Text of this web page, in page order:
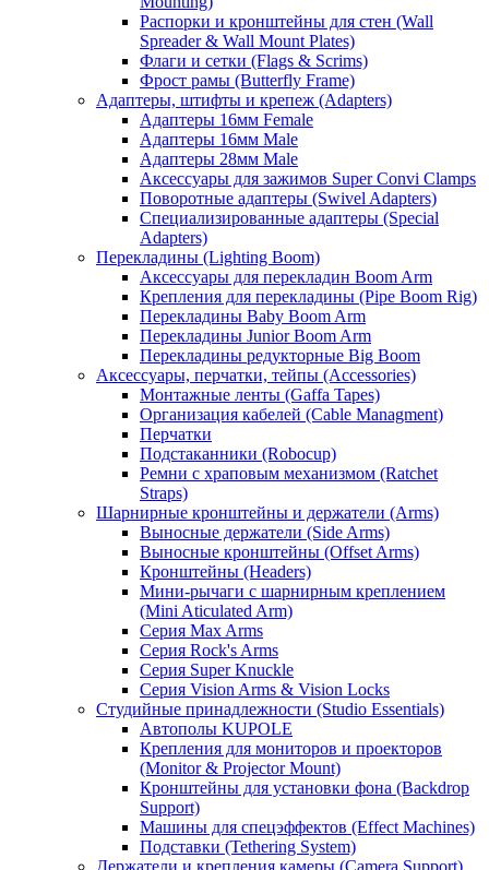
Распорки и кронштейны для стен (Wall
Spreader & Wall Mount Plates)
Флаги и сетки (Flags & Scrims)
Фрост рамы (Butterfly Frame)
Адаптеры, штифты и крепеж (Adapters)
Адаптеры 16мм Female
Адаптеры 16мм Male
Адаптеры 28мм Male
Аксессуары для зажимов Super Convi Clamps
Поворотные адаптеры (Swivel Adapters)
Специализированные адаптеры (Special
Adapters)
Перекладины (Lighting Boom)
Аксессуары для перекладин Boom Arm
Крепления для перекладины (Pipe Boom Rig)
Перекладины Baby Boom Arm
Перекладины Junior Boom Arm
Перекладины редукторные Big Boom
Аксессуары, перчатки, тейпы (Accessories)
Монтажные ленты (Gaffa Tapes)
Организация кабелей (Cable Managment)
Перчатки
Подстаканники (Robocup)
Ремни с храповым механизмом (Ratchet
Straps)
Шарнирные кронштейны и держатели (Arms)
Выносные держатели (Side Arms)
Выносные кронштейны (Offset Arms)
Кронштейны (Headers)
Мини-рычаги с шарнирным креплением
(Mini Aticulated Arm)
Серия Max Arms
Серия Rock's Arms
Серия Super Knuckle
Серия Vision Arms & Vision Locks
Студийные принадлежности (Studio Essentials)
Автополы KUPOLE
Крепления для мониторов и проекторов
(Monitor & Projector Mount)
Кронштейны для установки фона (Backdrop
Support)
Машины для спецэффектов (Effect Machines)
Подставки (Tethering System)
Держатели и крепления камеры (Camera Support)